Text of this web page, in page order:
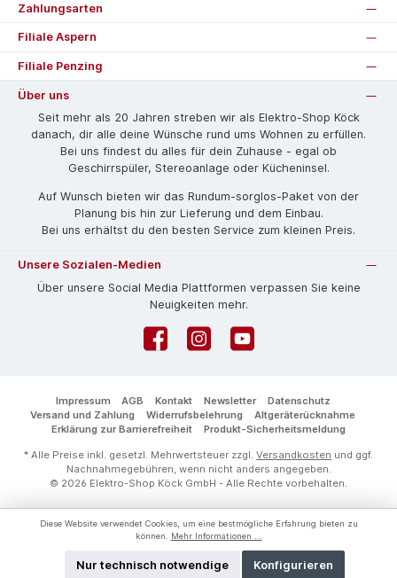
Zahlungsarten
Filiale Aspern
Filiale Penzing
Über uns
Seit mehr als 20 Jahren streben wir als Elektro-Shop Köck
danach, dir alle deine Wünsche rund ums Wohnen zu erfüllen.
Bei uns findest du alles für dein Zuhause - egal ob
Geschirrspüler, Stereoanlage oder Kücheninsel.
Auf Wunsch bieten wir das Rund­um-sorg­los-Pa­ket von der
Planung bis hin zur Lieferung und dem Einbau.
Bei uns erhältst du den besten Service zum kleinen Preis.
Unsere Sozialen-Medien
Über unsere Social Media Plattformen verpassen Sie keine
Neuigkeiten mehr.
FacebookInstagramYouTube
Impressum AGB Kontakt Newsletter
Datenschutz
Versand und Zahlung
Widerrufsbelehrung
Altgeräterücknahme
Erklärung zur Barrierefreiheit
Produkt-Sicherheitsmeldung
* Alle Preise inkl. gesetzl. Mehrwertsteuer zzgl. Versandkosten und ggf.
Nachnahmegebühren, wenn nicht anders angegeben.
© 2026 Elektro-Shop Köck GmbH - Alle Rechte vorbehalten.
Diese Website verwendet Cookies, um eine bestmögliche Erfahrung bieten zu
können.
Mehr Informationen ...
Nur technisch notwendige Konfigurieren